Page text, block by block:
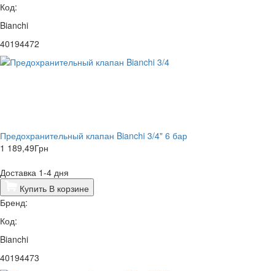
Код:
Bianchi
40194472
Предохранительный клапан Bianchi 3/4" 6 бар
1 189,49Грн
Доставка 1-4 дня
Купить В корзине
Бренд:
Код:
Bianchi
40194473